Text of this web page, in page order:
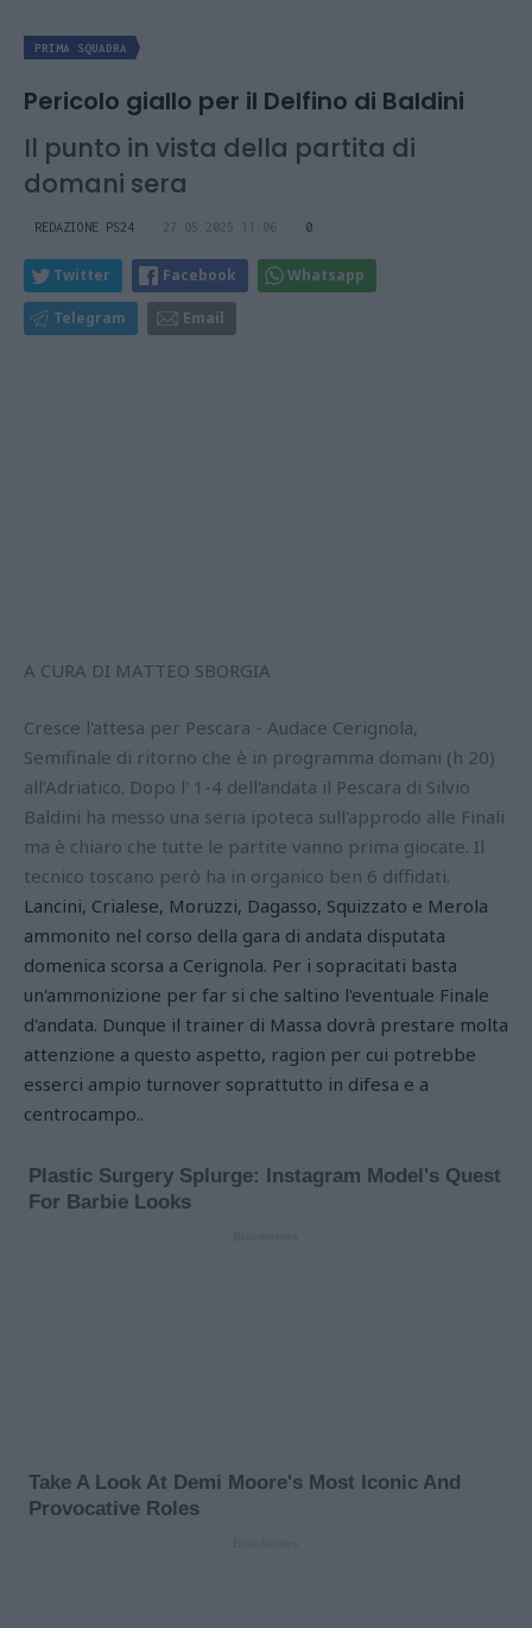
PRIMA SQUADRA
Pericolo giallo per il Delfino di Baldini
Il punto in vista della partita di
domani sera
REDAZIONE PS24 27.05.2025 11:06 0
Twitter Facebook Whatsapp
Telegram Email
A CURA DI MATTEO SBORGIA
Cresce l'attesa per Pescara - Audace Cerignola,
Semifinale di ritorno che è in programma domani (h 20)
all'Adriatico. Dopo l' 1-4 dell'andata il Pescara di Silvio
Baldini ha messo una seria ipoteca sull'approdo alle Finali
ma è chiaro che tutte le partite vanno prima giocate. Il
tecnico toscano però ha in organico ben 6 diffidati.
Lancini, Crialese, Moruzzi, Dagasso, Squizzato e Merola
ammonito nel corso della gara di andata disputata
domenica scorsa a Cerignola. Per i sopracitati basta
un'ammonizione per far si che saltino l'eventuale Finale
d'andata. Dunque il trainer di Massa dovrà prestare molta
attenzione a questo aspetto, ragion per cui potrebbe
esserci ampio turnover soprattutto in difesa e a
centrocampo..